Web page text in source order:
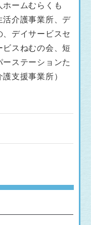
ームむらくも
活介護事業所、デ
デイサービスセ
ビスねむの会、短
ステーションた
支援事業所）